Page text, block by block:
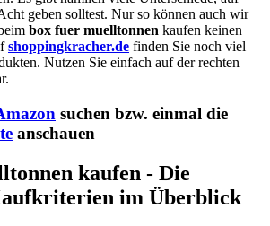
geben solltest. Nur so können auch wir
box fuer muelltonnen kaufen keinen
shoppingkracher.de finden Sie noch viel
Nutzen Sie einfach auf der rechten
suchen bzw. einmal die
anschauen
kaufen - Die
im Überblick